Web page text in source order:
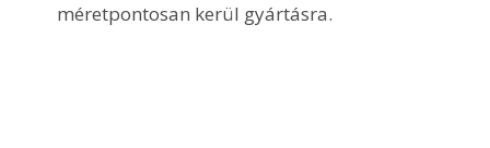
méretpontosan kerül gyártásra.